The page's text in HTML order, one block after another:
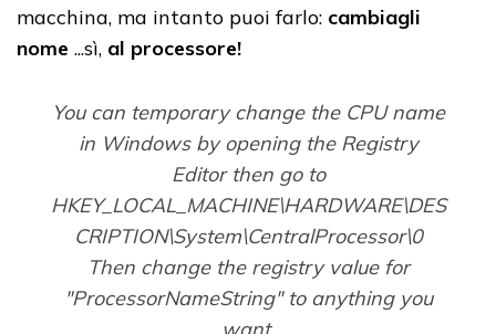
macchina, ma intanto puoi farlo: cambiagli
nome ...sì, al processore!
You can temporary change the CPU name
in Windows by opening the Registry
Editor then go to
HKEY_LOCAL_MACHINE\HARDWARE\DES
CRIPTION\System\CentralProcessor\0
Then change the registry value for
"ProcessorNameString" to anything you
want.